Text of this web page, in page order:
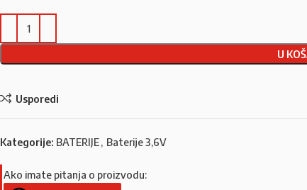
U
Usporedi
Kategorije: BATERIJE, Baterije 3,6V
Ako imate pitanja o proizvodu: